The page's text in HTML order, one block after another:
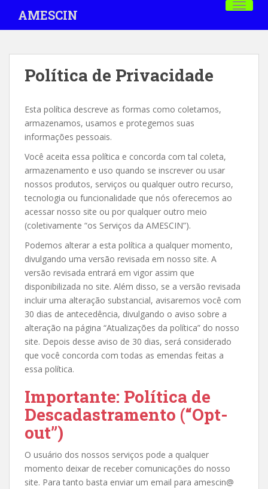
i
AMESCIN
Política de Privacidade
Esta política descreve as formas como coletamos,
armazenamos, usamos e protegemos suas
informações pessoais.
Você aceita essa política e concorda com tal coleta,
armazenamento e uso quando se inscrever ou usar
nossos produtos, serviços ou qualquer outro recurso,
tecnologia ou funcionalidade que nós oferecemos ao
acessar nosso site ou por qualquer outro meio
(coletivamente “os Serviços da AMESCIN”).
Podemos alterar a esta política a qualquer momento,
divulgando uma versão revisada em nosso site. A
versão revisada entrará em vigor assim que
disponibilizada no site. Além disso, se a versão revisada
incluir uma alteração substancial, avisaremos você com
30 dias de antecedência, divulgando o aviso sobre a
alteração na página “Atualizações da política” do nosso
site. Depois desse aviso de 30 dias, será considerado
que você concorda com todas as emendas feitas a
essa política.
Importante: Política de
Descadastramento (“Opt-
out”)
O usuário dos nossos serviços pode a qualquer
momento deixar de receber comunicações do nosso
site. Para tanto basta enviar um email para amescin@